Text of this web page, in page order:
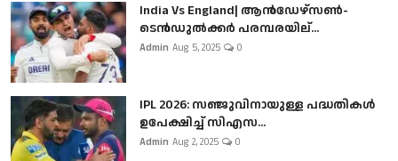
India Vs England| ആൻഡേഴ്സൺ-
ടെൻഡുല്‍ക്കർ പരമ്പരയില്...
Admin Aug 5, 2025 0
IPL 2026: സഞ്ജുവിനായുള്ള പദ്ധതികൾ
ഉപേക്ഷിച്ച് സിഎസ...
Admin Aug 2, 2025 0